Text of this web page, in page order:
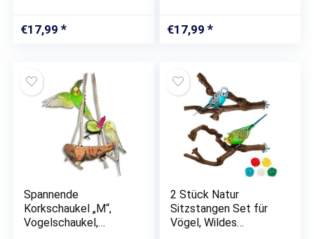
Wellensittich
Kanarien etc | Bestes
€17,99
Nymphensittich,
Papagei,
€17,99
Spannende
Korkschaukel „M“,
Vogelschaukel,
2 Stück Natur
Sitzstangen Set für
Vögel, Wildes